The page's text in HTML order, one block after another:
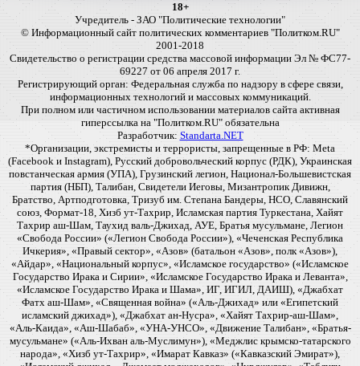
18+
Учредитель - ЗАО "Политические технологии"
© Информационный сайт политических комментариев "Политком.RU"
2001-2018
Свидетельство о регистрации средства массовой информации Эл № ФС77-
69227 от 06 апреля 2017 г.
Регистрирующий орган: Федеральная служба по надзору в сфере связи,
информационных технологий и массовых коммуникаций.
При полном или частичном использовании материалов сайта активная
гиперссылка на "Политком.RU" обязательна
Разработчик: Standarta.NET
*Организации, экстремисты и террористы, запрещенные в РФ: Meta
(Facebook и Instagram), Русский добровольческий корпус (РДК), Украинская
повстанческая армия (УПА), Грузинский легион, Национал-Большевистская
партия (НБП), Талибан, Свидетели Иеговы, Мизантропик Дивижн,
Братство, Артподготовка, Тризуб им. Степана Бандеры, НСО, Славянский
союз, Формат-18, Хизб ут-Тахрир, Исламская партия Туркестана, Хайят
Тахрир аш-Шам, Таухид валь-Джихад, АУЕ, Братья мусульмане, Легион
«Свобода России» («Легион Свобода России»), «Чеченская Республика
Ичкерия», «Правый сектор», «Азов» (батальон «Азов», полк «Азов»),
«Айдар», «Национальный корпус», «Исламское государство» («Исламское
Государство Ирака и Сирии», «Исламское Государство Ирака и Леванта»,
«Исламское Государство Ирака и Шама», ИГ, ИГИЛ, ДАИШ), «Джабхат
Фатх аш-Шам», «Священная война» («Аль-Джихад» или «Египетский
исламский джихад»), «Джабхат ан-Нусра», «Хайят Тахрир-аш-Шам»,
«Аль-Каида», «Аш-Шабаб», «УНА-УНСО», «Движение Талибан», «Братья-
мусульмане» («Аль-Ихван аль-Муслимун»), «Меджлис крымско-татарского
народа», «Хизб ут-Тахрир», «Имарат Кавказ» («Кавказский Эмират»),